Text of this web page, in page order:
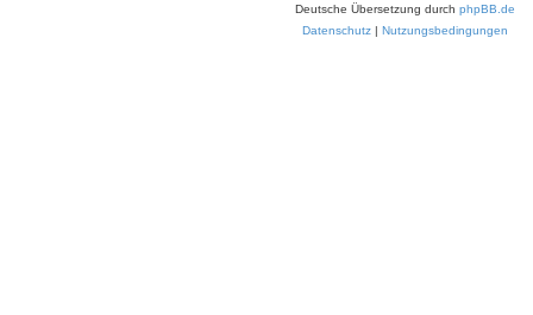
Deutsche Übersetzung durch phpBB.de
Datenschutz | Nutzungsbedingungen